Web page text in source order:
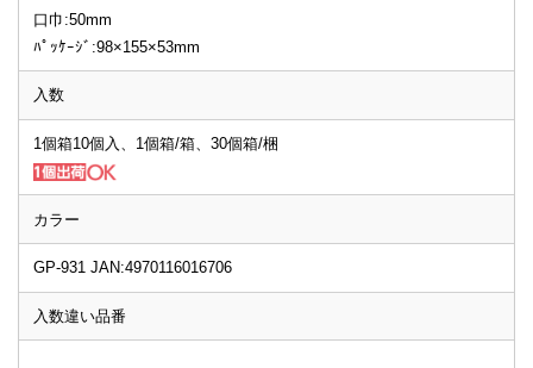
口巾:50mm
ﾊﾟｯｹｰｼﾞ:98×155×53mm
入数
1個箱10個入、1個箱/箱、30個箱/梱
カラー
GP-931 JAN:4970116016706
入数違い品番